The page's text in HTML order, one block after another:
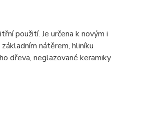
použití. Je určena k novým i
nátěrem, hliníku
dřeva, neglazované keramiky